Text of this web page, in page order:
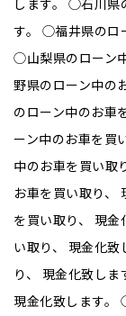
します。 ◯石川県
す。 ◯福井県のロ
◯山梨県のローン
野県のローン中の
のローン中のお車
ーン中のお車を買
中のお車を買い取
お車を買い取り、
を買い取り、 現
い取り、 現金化
り、 現金化致し
現金化致します。